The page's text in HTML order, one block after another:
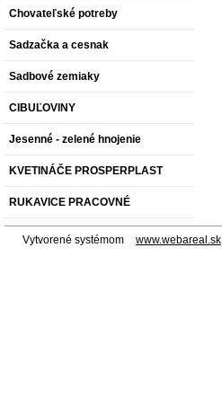
Chovateľské potreby
Sadzačka a cesnak
Sadbové zemiaky
CIBUĽOVINY
Jesenné - zelené hnojenie
KVETINÁČE PROSPERPLAST
RUKAVICE PRACOVNÉ
Vytvorené systémom www.webareal.sk